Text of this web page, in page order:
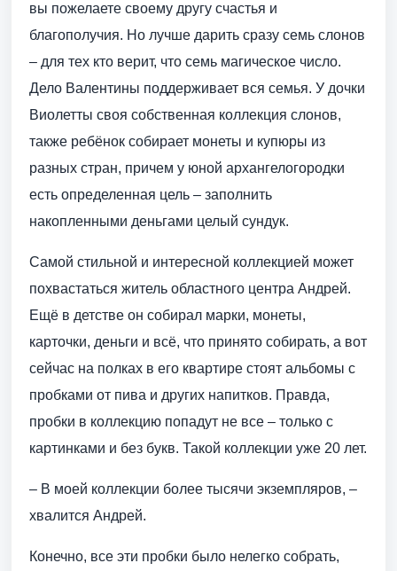
вы пожелаете своему другу счастья и
благополучия. Но лучше дарить сразу семь слонов
– для тех кто верит, что семь магическое число.
Дело Валентины поддерживает вся семья. У дочки
Виолетты своя собственная коллекция слонов,
также ребёнок собирает монеты и купюры из
разных стран, причем у юной архангелогородки
есть определенная цель – заполнить
накопленными деньгами целый сундук.
Самой стильной и интересной коллекцией может
похвастаться житель областного центра Андрей.
Ещё в детстве он собирал марки, монеты,
карточки, деньги и всё, что принято собирать, а вот
сейчас на полках в его квартире стоят альбомы с
пробками от пива и других напитков. Правда,
пробки в коллекцию попадут не все – только с
картинками и без букв. Такой коллекции уже 20 лет.
– В моей коллекции более тысячи экземпляров, –
хвалится Андрей.
Конечно, все эти пробки было нелегко собрать,